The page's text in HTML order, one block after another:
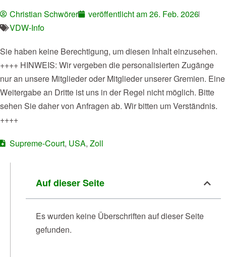
Christian Schwörer veröffentlicht am26. Feb. 2026
VDW-Info
Sie haben keine Berechtigung, um diesen Inhalt einzusehen.
++++ HINWEIS: Wir vergeben die personalisierten Zugänge
nur an unsere Mitglieder oder Mitglieder unserer Gremien. Eine
Weitergabe an Dritte ist uns in der Regel nicht möglich. Bitte
sehen Sie daher von Anfragen ab. Wir bitten um Verständnis.
++++
Supreme-Court, USA, Zoll
Auf dieser Seite
Es wurden keine Überschriften auf dieser Seite
gefunden.